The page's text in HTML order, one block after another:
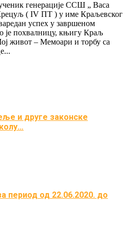
генерације ССШ „ Васа
( IV ПТ ) у име Краљевског
успех у завршеном
је похвалницу, књигу Краљ
живот – Мемоари и торбу са
и друге законске
период од 22.06.2020. до